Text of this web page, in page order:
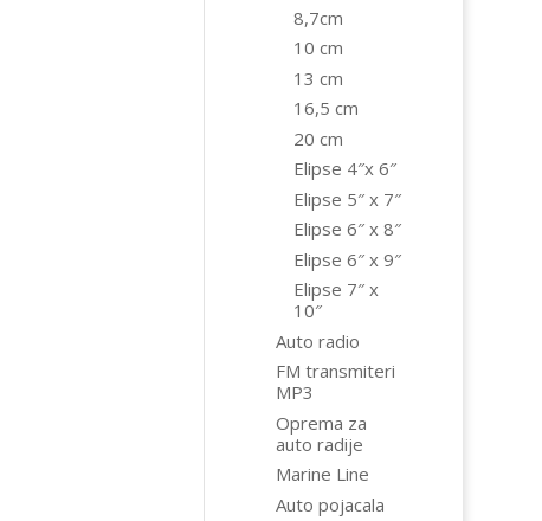
8,7cm
10 cm
13 cm
16,5 cm
20 cm
Elipse 4″x 6″
Elipse 5″ x 7″
Elipse 6″ x 8″
Elipse 6″ x 9″
Elipse 7″ x
10″
Auto radio
FM transmiteri
MP3
Oprema za
auto radije
Marine Line
Auto pojacala